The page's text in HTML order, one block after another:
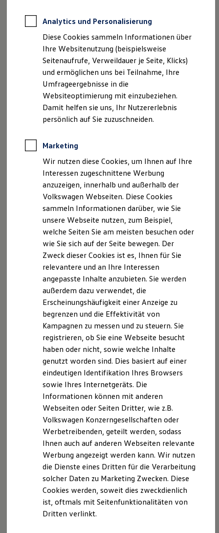
Professional Class bei Volkswagen
Behörden
Direktkunden
Sonderfahrzeuge
Anpfiff zum Gewinn
Elektromobilität
Elektroautos
ID. Tutorials
Elektrofahrzeugkonzepte
ID. EVERY1
Reichweite
Rekuperation
Laden unterwegs
Laden Zuhause
Ladestationen finden
Ladezeitensimulator
Batterie
Sicherheit
Nachhaltigkeit
Technologie
Kosten und Kauf
Kaufoptionen
E-Auto-Förderung
Software und Konnektivität
Die ID. Software 6
ID. Software Versionen und Updates
Digitale Extras
Schnittstellen zu Ihrem ID.
Hybridautos
Marke und Erlebnis
Volkswagen R und R Experience
R-Modelle
R Experience
Driving Experience
Volkswagen entdecken
Werkbesichtigung
Lifestyle Shop
T-Roc Kollektion
Golf Kollektion
ID. Kollektion
Volkswagen Kollektion
R-Kollektion
GTI Kollektion
Fußball Drop
we drive football
#wedriveproud
Besitzer und Service
Software Updates
Service und Ersatzteile
Bahnhofstraße 50
73098 Rechberghausen
Telefon: 07161 / 95 90 - 0
Fax: 07161 / 95 90 - 50
E-Mail:info@vw-mueller.de
Geschäftsführer: Christof Böhnel
Registergericht Ulm
HRB 531455
Steuer-Nr.: 63082/38801
Versicherungsvermittlerregister Nr.: D-NQH0-48DKQ-
Hinweis gemäß § 36
Verbraucherstreitbeilegungsgesetz (VSBG)
Wir sind zur Teilnahme an einem
Streitbeilegungsverfahren vor einer
Verbraucherschlichtungsstelle weder bereit noch dazu
verpflichtet.
Datenschutzerklärung
A. Verantwortlicher
Wir freuen uns, dass Sie unsere Webseite der
Autohaus Müller GmbH, Bahnhofstr. 50, 73098
Rechberghausen,info@vw-mueller.debesuchen. Im
Folgenden informieren wir Sie über die Verarbeitung
Ihrer personenbezogenen Daten durch uns im
Zusammenhang mit Ihrem Besuch unserer Webseite.
B. Verarbeitung Ihrer personenbezogenen Daten
Unsere Webseite bietet Ihnen verschiedene
Angebote, die wir Ihnen in Bezug auf dabei durch uns
verarbeitete personenbezogene Daten im Folgenden
näher erläutern möchten. Bei der Datenverarbeitung
im Zusammenhang mit unserer Webseite unterstützt
uns die Volkswagen Deutschland GmbH und Co. KG als
Auftragsverarbeiterin.
Analytics und Personalisierung
Diese Cookies sammeln Informationen über
Ihre Websitenutzung (beispielsweise
Seitenaufrufe, Verweildauer je Seite, Klicks)
und ermöglichen uns bei Teilnahme, Ihre
Umfrageergebnisse in die
Websiteoptimierung mit einzubeziehen.
Damit helfen sie uns, Ihr Nutzererlebnis
persönlich auf Sie zuzuschneiden.
Marketing
Wir nutzen diese Cookies, um Ihnen auf Ihre
Interessen zugeschnittene Werbung
anzuzeigen, innerhalb und außerhalb der
Volkswagen Webseiten. Diese Cookies
sammeln Informationen darüber, wie Sie
unsere Webseite nutzen, zum Beispiel,
welche Seiten Sie am meisten besuchen oder
wie Sie sich auf der Seite bewegen. Der
Zweck dieser Cookies ist es, Ihnen für Sie
relevantere und an Ihre Interessen
angepasste Inhalte anzubieten. Sie werden
außerdem dazu verwendet, die
Erscheinungshäufigkeit einer Anzeige zu
begrenzen und die Effektivität von
Kampagnen zu messen und zu steuern. Sie
registrieren, ob Sie eine Webseite besucht
haben oder nicht, sowie welche Inhalte
genutzt worden sind. Dies basiert auf einer
eindeutigen Identifikation Ihres Browsers
sowie Ihres Internetgeräts. Die
Informationen können mit anderen
Webseiten oder Seiten Dritter, wie z.B.
Volkswagen Konzerngesellschaften oder
Werbetreibenden, geteilt werden, sodass
Ihnen auch auf anderen Webseiten relevante
Werbung angezeigt werden kann. Wir nutzen
die Dienste eines Dritten für die Verarbeitung
solcher Daten zu Marketing Zwecken. Diese
Cookies werden, soweit dies zweckdienlich
ist, oftmals mit Seitenfunktionalitäten von
Dritten verlinkt.